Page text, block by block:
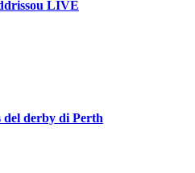
LIVE
derby di Perth